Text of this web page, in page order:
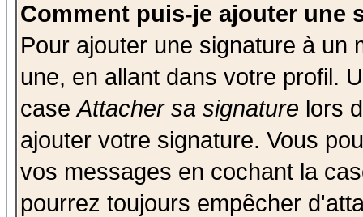
Comment puis-je ajouter une
Pour ajouter une signature à un
une, en allant dans votre profil.
caseAttacher sa signature lors
ajouter votre signature. Vous
vos messages en cochant la
pourrez toujours empêcher